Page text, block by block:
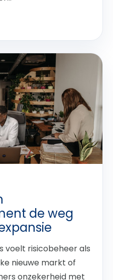
de weg
voelt risicobeheer als
nieuwe markt of
onzekerheid met